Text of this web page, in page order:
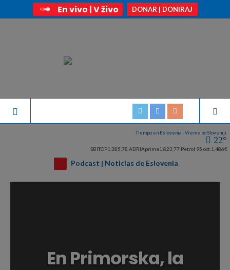
En vivo | V živo DONAR | DONIRAJ
Tiempo en Eslovenia | Vreme po Sloveniji
22°
SBITOP1.385,78 ADRIAprime1.823,77 Petrol 95 oct. 1,486€
Podcast | Noticias de Eslovenia
En Primorska, la